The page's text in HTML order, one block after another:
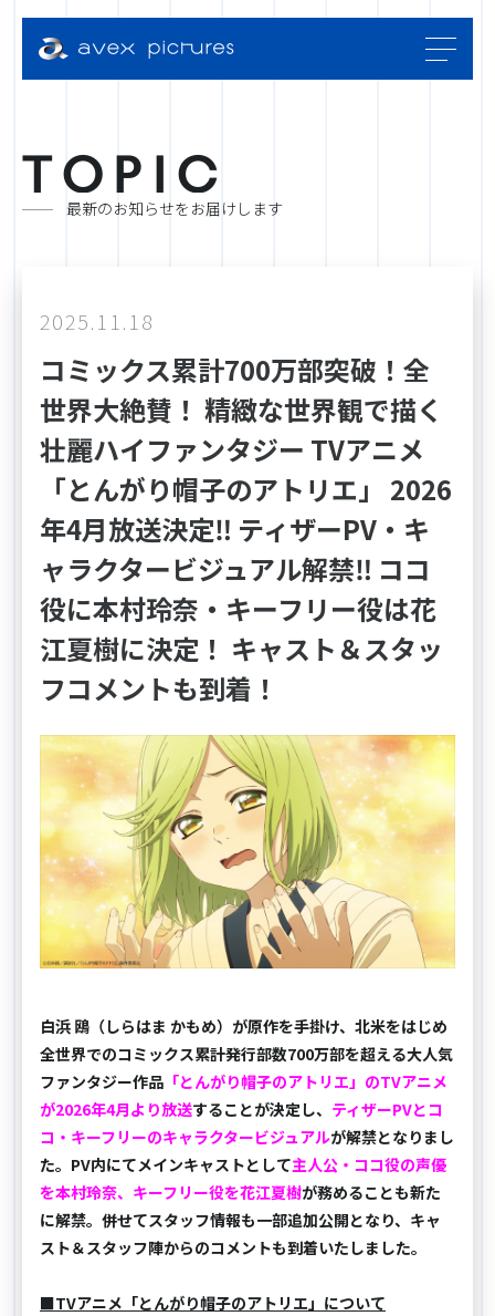
T O P C
最新のお知らせをお届けします
2025.11.18
コミックス累計700万部突破！全
世界大絶賛！ 精緻な世界観で描く
壮麗ハイファンタジー TVアニメ
「とんがり帽子のアトリエ」 2026
年4月放送決定‼ ティザーPV・キ
ャラクタービジュアル解禁‼ ココ
役に本村玲奈・キーフリー役は花
江夏樹に決定！ キャスト＆スタッ
フコメントも到着！
白浜 鴎（しらはま かもめ）が原作を手掛け、北米をはじめ
全世界でのコミックス累計発行部数700万部を超える大人気
ファンタジー作品 「とんがり帽子のアトリエ」のTVアニメ
が2026年4月より放送することが決定し、 ティザーPVとコ
コ・キーフリーのキャラクタービジュアルが解禁となりまし
た。PV内にてメインキャストとして主人公・ココ役の声優
を本村玲奈、キーフリー役を花江夏樹が務めることも新た
に解禁。併せてスタッフ情報も一部追加公開となり、キャ
スト＆スタッフ陣からのコメントも到着いたしました。
■TVアニメ「とんがり帽子のアトリエ」について